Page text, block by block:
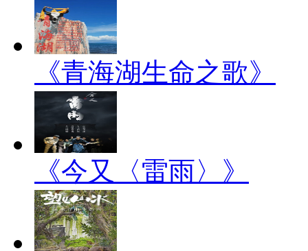
《青海湖生命之歌》
《今又〈雷雨〉》